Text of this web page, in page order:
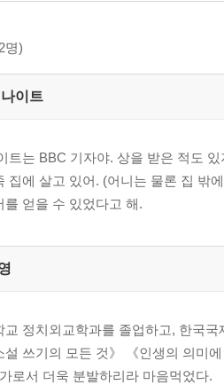
명)
이트
트는 BBC 기자야. 상을 받은 적도
집에 살고 있어. (어니는 물론 집 밖
를 얻을 수 있었다고 해.
교 정치외교학과를 졸업하고, 한국
설 쓰기의 모든 것》 《인생의 의미
로서 더욱 분발하리라 마음먹었다.